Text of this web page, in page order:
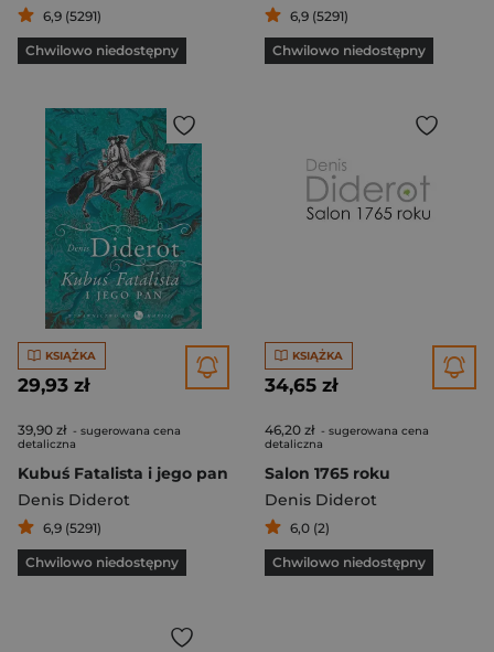
6,9 (5291)
Chwilowo niedostępny
6,9 (5291)
Chwilowo niedostępny
KSIĄŻKA
29,93 zł
39,90 zł - sugerowana cena
detaliczna
Kubuś Fatalista i jego pan
Denis Diderot
6,9 (5291)
Chwilowo niedostępny
KSIĄŻKA
34,65 zł
46,20 zł - sugerowana cena
detaliczna
Salon 1765 roku
Denis Diderot
6,0 (2)
Chwilowo niedostępny